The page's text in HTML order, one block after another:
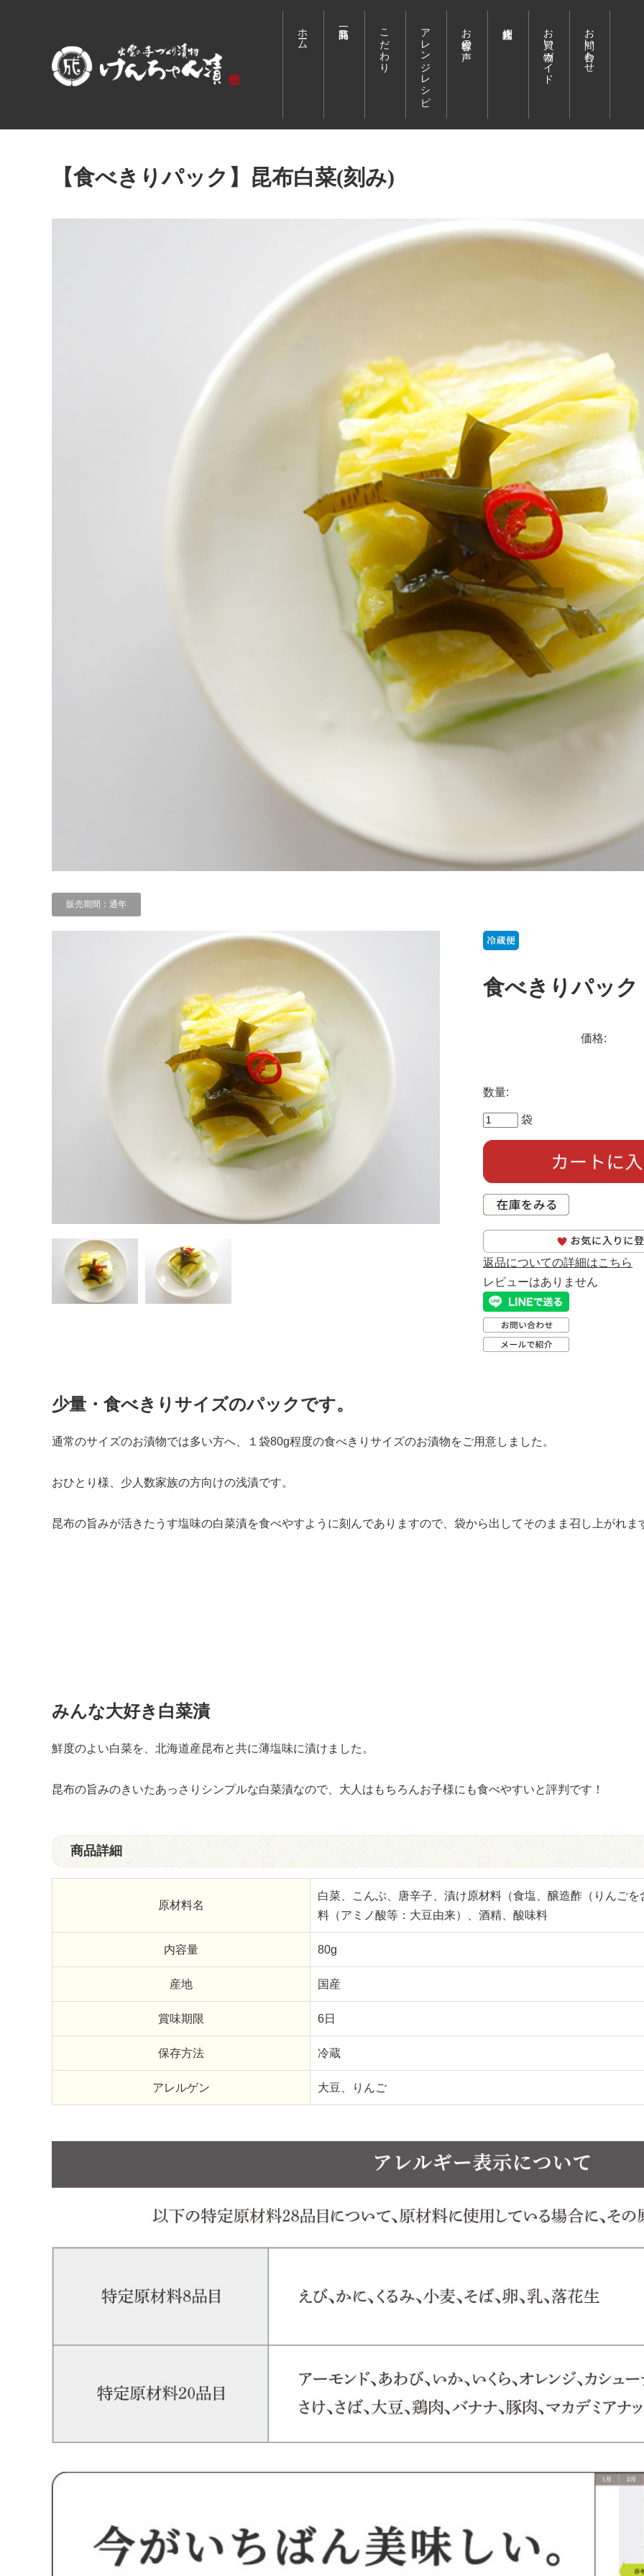
ホーム こだわり アレンジレシピ お客様の声 お買い物ガイド お問い合わせ
【食べきりパック】昆布白菜(刻み)
販売期間：通年
食べきりパック
価格:
数量:
袋
返品についての詳細はこちら
レビューはありません
少量・食べきりサイズのパックです。
通常のサイズのお漬物では多い方へ、１袋80g程度の食べきりサイズのお漬物をご用意しました。
おひとり様、少人数家族の方向けの浅漬です。
昆布の旨みが活きたうす塩味の白菜漬を食べやすように刻んでありますので、袋から出してそのまま召し上がれま
みんな大好き白菜漬
鮮度のよい白菜を、北海道産昆布と共に薄塩味に漬けました。
昆布の旨みのきいたあっさりシンプルな白菜漬なので、大人はもちろんお子様にも食べやすいと評判です！
商品詳細
原材料名
白菜、こんぶ、唐辛子、漬け原材料（食塩、醸造酢（りんご
料（アミノ酸等：大豆由来）、酒精、酸味料
内容量 80g
産地 国産
賞味期限 6日
保存方法 冷蔵
アレルゲン 大豆、りんご